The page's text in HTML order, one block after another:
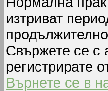
изтриват
Свържете се с
регистрирате
Върнете се в